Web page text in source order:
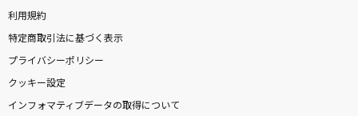
利用規約
特定商取引法に基づく表示
プライバシーポリシー
クッキー設定
インフォマティブデータの取得について